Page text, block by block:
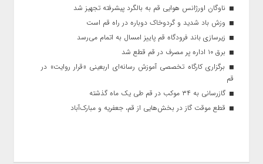
ناوگان اورژانس هوایی قم به بالگرد پیشرفته تجهیز شد
وزش باد شدید و گردوخاک دوباره در راه قم است
زیرسازی باند فرودگاه قم پاییز امسال به اتمام می‌رسد
برق ۱۰ اداره پر مصرف در قم قطع شد
برگزاری کارگاه تخصصی آموزش رسانه‌ای اربعینی «قرار روایت» در
قم
گازرسانی به ۳۴ موکب در قم طی یک ماه گذشته
قطع موقت گاز در بخش‌هایی از قم، جعفریه و مبارک‌آباد